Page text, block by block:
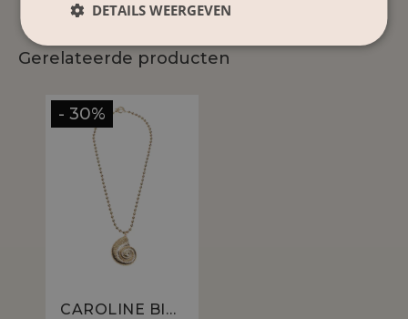
Gerelateerde producten
CAROLINE BISS
- 30%
DETAILS WEERGEVEN